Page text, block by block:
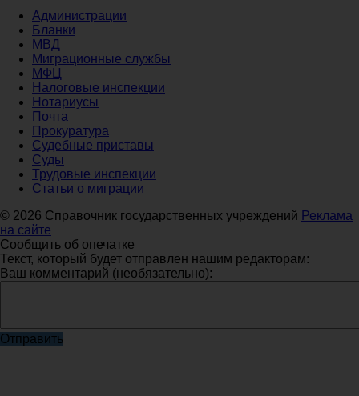
Администрации
Бланки
МВД
Миграционные службы
МФЦ
Налоговые инспекции
Нотариусы
Почта
Прокуратура
Судебные приставы
Суды
Трудовые инспекции
Статьи о миграции
© 2026 Справочник государственных учреждений Реклама
на сайте
Сообщить об опечатке
Текст, который будет отправлен нашим редакторам:
Ваш комментарий (необязательно):
Отправить